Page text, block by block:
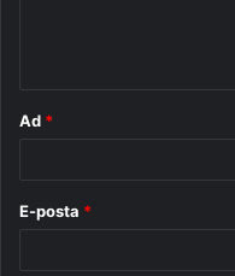
Ad *
E-posta *